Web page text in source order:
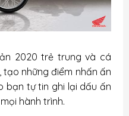
2020 trẻ trung và cá
những điểm nhấn ấn
bạn tự tin ghi lại dấu ấn
hành trình.